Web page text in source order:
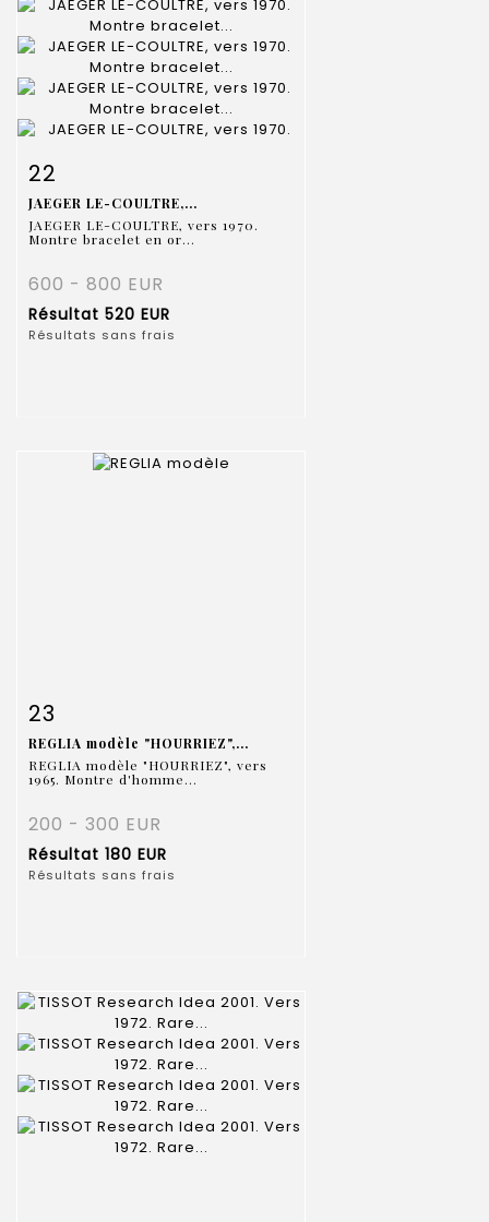
Fiche détaillée
22
JAEGER LE-COULTRE,...
JAEGER LE-COULTRE, vers 1970.
Montre bracelet en or...
600 - 800 EUR
Résultat 520 EUR
Résultats sans frais
Fiche détaillée
23
REGLIA modèle "HOURRIEZ",...
REGLIA modèle "HOURRIEZ", vers
1965. Montre d'homme...
200 - 300 EUR
Résultat 180 EUR
Résultats sans frais